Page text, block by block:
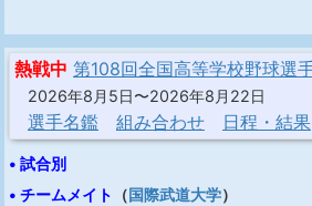
熱戦中 第108回全国高等学校野球選
2026年8月5日〜2026年8月22日
選手名鑑 組み合わせ 日程・結果
• 試合別
• チームメイト
（国際武道大学）